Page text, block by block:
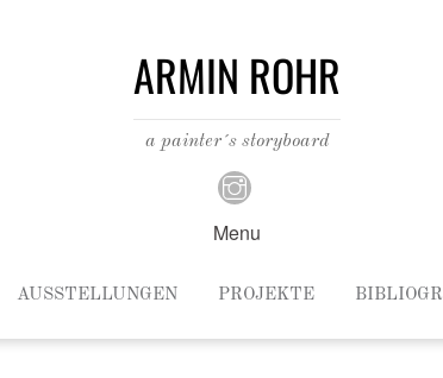
ARMIN ROHR
a painter´s storyboard
Menu
AUSSTELLUNGEN PROJEKTE